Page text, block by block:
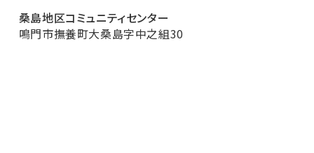
桑島地区コミュニティセンター
鳴門市撫養町大桑島字中之組30